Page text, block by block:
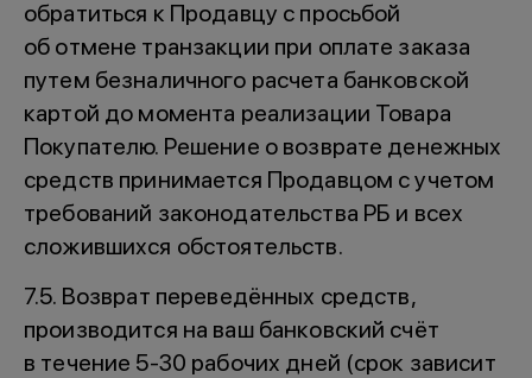
обратиться к Продавцу с просьбой
об отмене транзакции при оплате заказа
путем безналичного расчета банковской
картой до момента реализации Товара
Покупателю. Решение о возврате денежных
средств принимается Продавцом с учетом
требований законодательства РБ и всех
сложившихся обстоятельств.
7.5. Возврат переведённых средств,
производится на ваш банковский счёт
в течение 5-30 рабочих дней (срок зависит